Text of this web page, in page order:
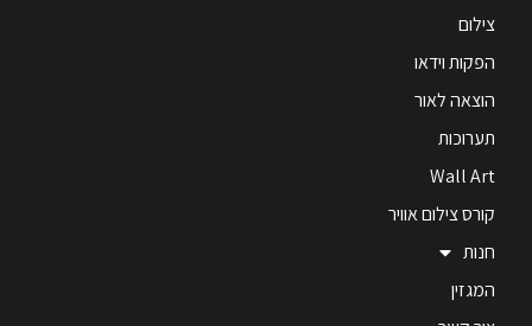
צילום
הפקות וידאו
הוצאה לאור
תערוכות
Wall Art
קורס צילום אוויר
חנות
המגזין